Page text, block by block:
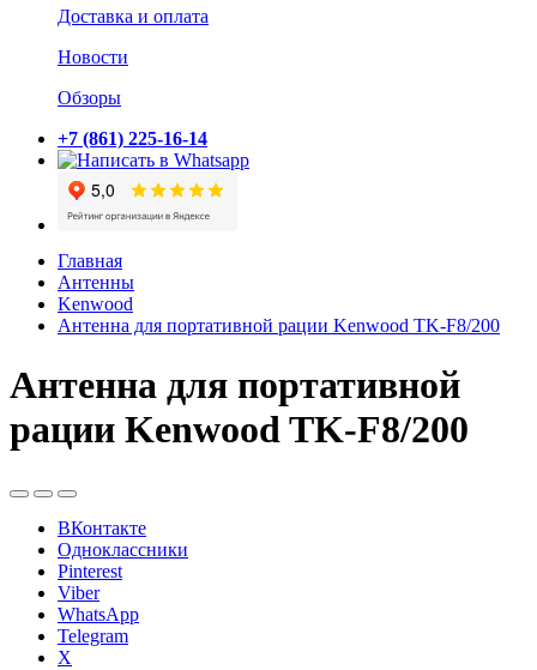
Доставка и оплата
Новости
Обзоры
+7 (861) 225-16-14
Главная
Антенны
Kenwood
Антенна для портативной рации Kenwood TK-F8/200
Антенна для портативной
рации Kenwood TK-F8/200
ВКонтакте
Одноклассники
Pinterest
Viber
WhatsApp
Telegram
X